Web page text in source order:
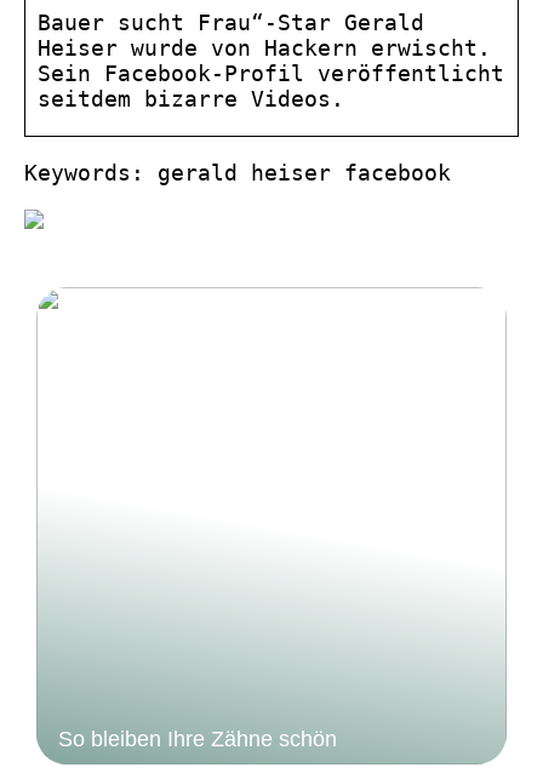
Bauer sucht Frau“-Star Gerald
Heiser wurde von Hackern erwischt.
Sein Facebook-Profil veröffentlicht
seitdem bizarre Videos.
Keywords: gerald heiser facebook
So bleiben Ihre Zähne schön